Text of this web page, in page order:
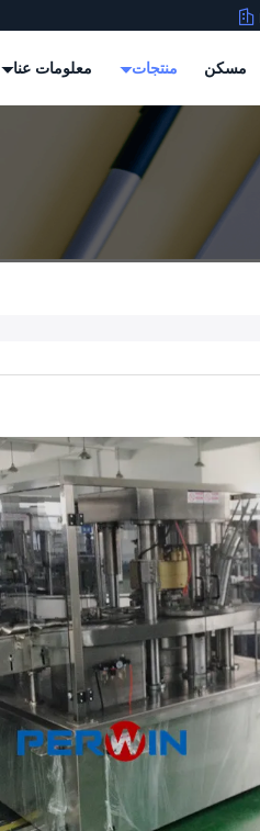
مسكن منتجات معلومات عنا